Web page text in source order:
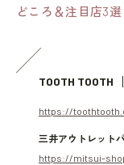
どころ＆注目店3選
TOOTH TOOTH
https://
三井アウトレット
https://mitsui-